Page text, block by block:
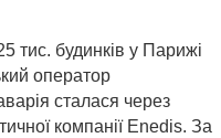
тис. будинків у Парижі
оператор
сталася через
компанії Enedis. За